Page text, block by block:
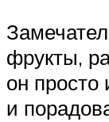
фрукты,
он
и